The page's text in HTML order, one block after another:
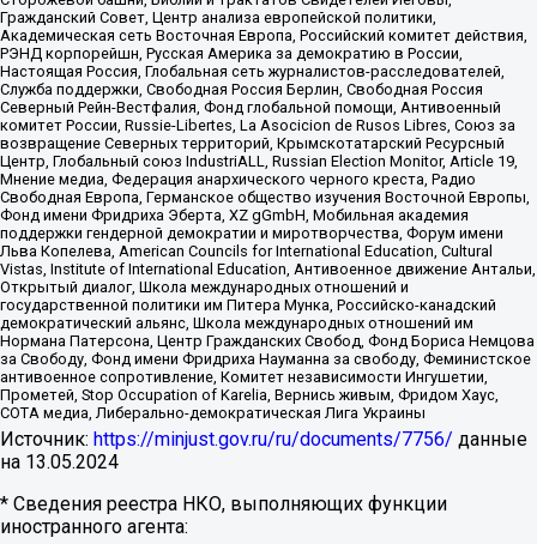
Гражданский Совет, Центр анализа европейской политики,
Академическая сеть Восточная Европа, Российский комитет действия,
РЭНД корпорейшн, Русская Америка за демократию в России,
Настоящая Россия, Глобальная сеть журналистов-расследователей,
Служба поддержки, Свободная Россия Берлин, Свободная Россия
Северный Рейн-Вестфалия, Фонд глобальной помощи, Антивоенный
комитет России, Russie-Libertes, La Asocicion de Rusos Libres, Союз за
возвращение Северных территорий, Крымскотатарский Ресурсный
Центр, Глобальный союз IndustriALL, Russian Election Monitor, Article 19,
Мнение медиа, Федерация анархического черного креста, Радио
Свободная Европа, Германское общество изучения Восточной Европы,
Фонд имени Фридриха Эберта, XZ gGmbH, Мобильная академия
поддержки гендерной демократии и миротворчества, Форум имени
Льва Копелева, American Councils for International Education, Cultural
Vistas, Institute of International Education, Антивоенное движение Антальи,
Открытый диалог, Школа международных отношений и
государственной политики им Питера Мунка, Российско-канадский
демократический альянс, Школа международных отношений им
Нормана Патерсона, Центр Гражданских Свобод, Фонд Бориса Немцова
за Свободу, Фонд имени Фридриха Науманна за свободу, Феминистское
антивоенное сопротивление, Комитет независимости Ингушетии,
Прометей, Stop Occupation of Karelia, Вернись живым, Фридом Хаус,
СОТА медиа, Либерально-демократическая Лига Украины
Источник: https://minjust.gov.ru/ru/documents/7756/ данные
на 13.05.2024
* Сведения реестра НКО, выполняющих функции
иностранного агента: